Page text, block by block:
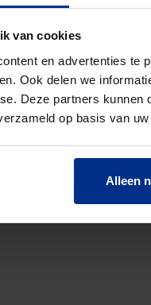
van cookies
en advertenties te
Ook delen we
Deze partners
op basis van
Alleen